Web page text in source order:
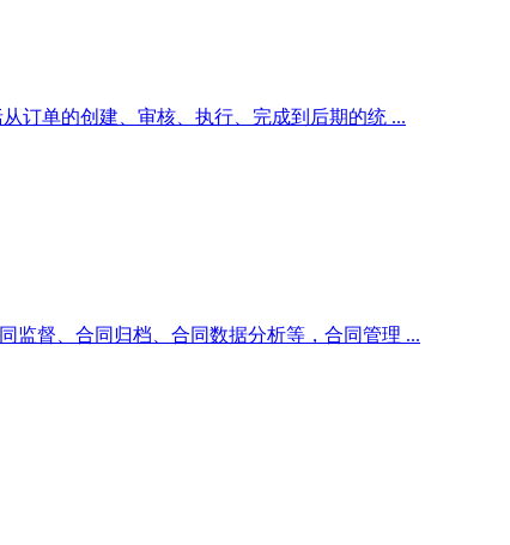
订单的创建、审核、执行、完成到后期的统 ...
监督、合同归档、合同数据分析等，合同管理 ...